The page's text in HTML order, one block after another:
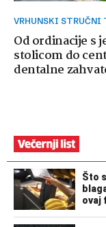
VRHUNSKI STRUČNI
Od ordinacije s
stolicom do
dentalne